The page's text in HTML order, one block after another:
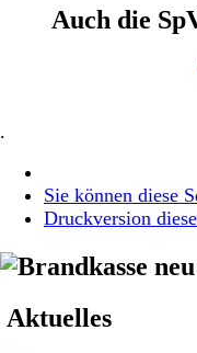
Auch die
.
Sie können diese
Druckversion
Aktuelles